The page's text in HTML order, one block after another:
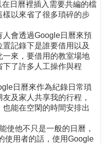
日曆裡插入需要共編的檔
以來省了很多瑣碎的步
人會透過Google日曆來預
記錄下是誰要借用以及
一來，要借用的教室場地
了許多人工操作與程
日曆來作為紀錄日常瑣
及家人共享我的行程，
能在空閑的時間安排出
使他不只是一般的日曆，
使用者的話，使用Google